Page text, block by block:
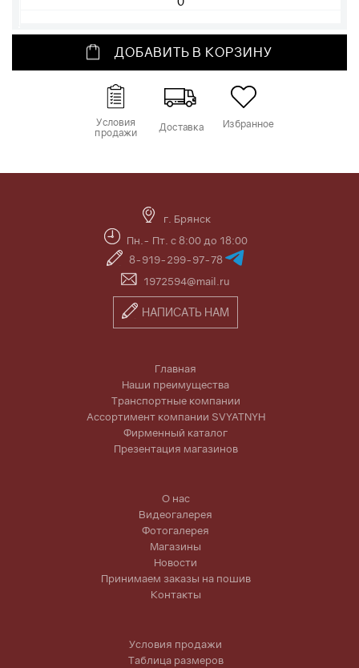
ДОБАВИТЬ В КОРЗИНУ
Условия
продажи Доставка Избранное
г. Брянск
Пн.- Пт. с 8:00 до 18:00
8-919-299-97-78
1972594@mail.ru
НАПИСАТЬ НАМ
Главная
Наши преимущества
Транспортные компании
Ассортимент компании SVYATNYH
Фирменный каталог
Презентация магазинов
О нас
Видеогалерея
Фотогалерея
Магазины
Новости
Принимаем заказы на пошив
Контакты
Условия продажи
Таблица размеров